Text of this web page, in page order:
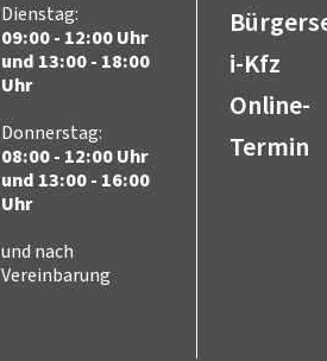
Sport
Sorben/Wenden
Bevöl­ke­rungs­schutz
Brand- und Kata­s­tro­­phen­­
schutz­­zen­trum
Brand­schutz
Kreis­aus­­bil­­dung
Dienstag:
09:00 - 12:00 Uhr
und 13:00 - 18:00
Uhr
Donnerstag:
08:00 - 12:00 Uhr
und 13:00 - 16:00
Uhr
und nach
Vereinbarung
i-Kfz
Online-
Termin